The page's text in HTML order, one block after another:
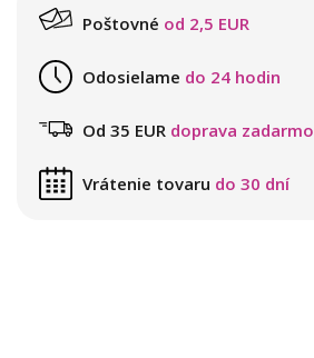
Poštovné od 2,5 EUR
Odosielame do 24 hodin
Od 35 EUR doprava zadarmo
Vrátenie tovaru do 30 dní